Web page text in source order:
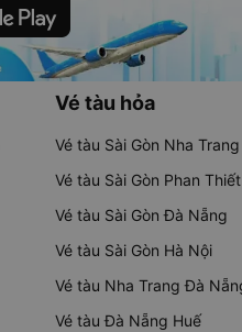
Vé tàu hỏa
Vé tàu Sài Gòn Nha Trang
Vé tàu Sài Gòn Phan Thiết
Vé tàu Sài Gòn Đà Nẵng
Vé tàu Sài Gòn Hà Nội
Vé tàu Nha Trang Đà
Vé tàu Đà Nẵng Huế